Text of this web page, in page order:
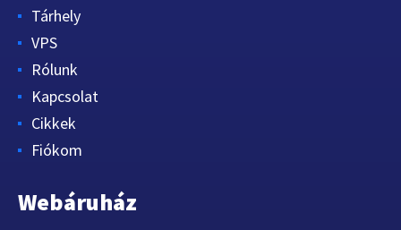
Tárhely
VPS
Rólunk
Kapcsolat
Cikkek
Fiókom
Webáruház